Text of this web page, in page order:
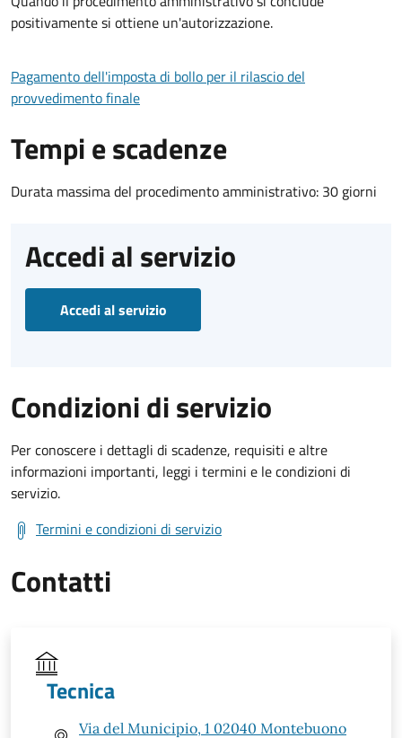
positivamente si ottiene un'autorizzazione.
Pagamento dell'imposta di bollo per il rilascio del
provvedimento finale
Tempi e scadenze
Durata massima del procedimento amministrativo: 30 giorni
Accedi al servizio
Accedi al servizio
Condizioni di servizio
Per conoscere i dettagli di scadenze, requisiti e altre
informazioni importanti, leggi i termini e le condizioni di
servizio.
Termini e condizioni di servizio
Contatti
Tecnica
Via del Municipio, 1 02040 Montebuono